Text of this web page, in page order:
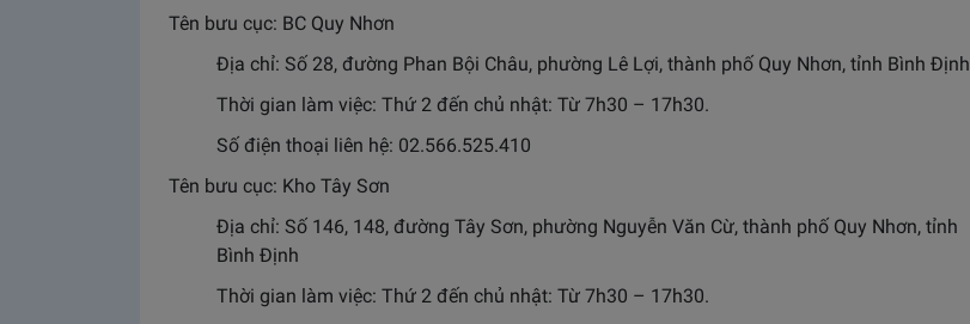
Tên bưu cục: BC Quy Nhơn
Địa chỉ: Số 28, đường Phan Bội Châu, phường Lê Lợi, thành phố Quy Nhơn, tỉnh Bình Định
Thời gian làm việc: Thứ 2 đến chủ nhật: Từ 7h30 – 17h30.
Số điện thoại liên hệ: 02.566.525.410
Tên bưu cục: Kho Tây Sơn
Địa chỉ: Số 146, 148, đường Tây Sơn, phường Nguyễn Văn Cừ, thành phố Quy Nhơn, tỉnh
Bình Định
Thời gian làm việc: Thứ 2 đến chủ nhật: Từ 7h30 – 17h30.